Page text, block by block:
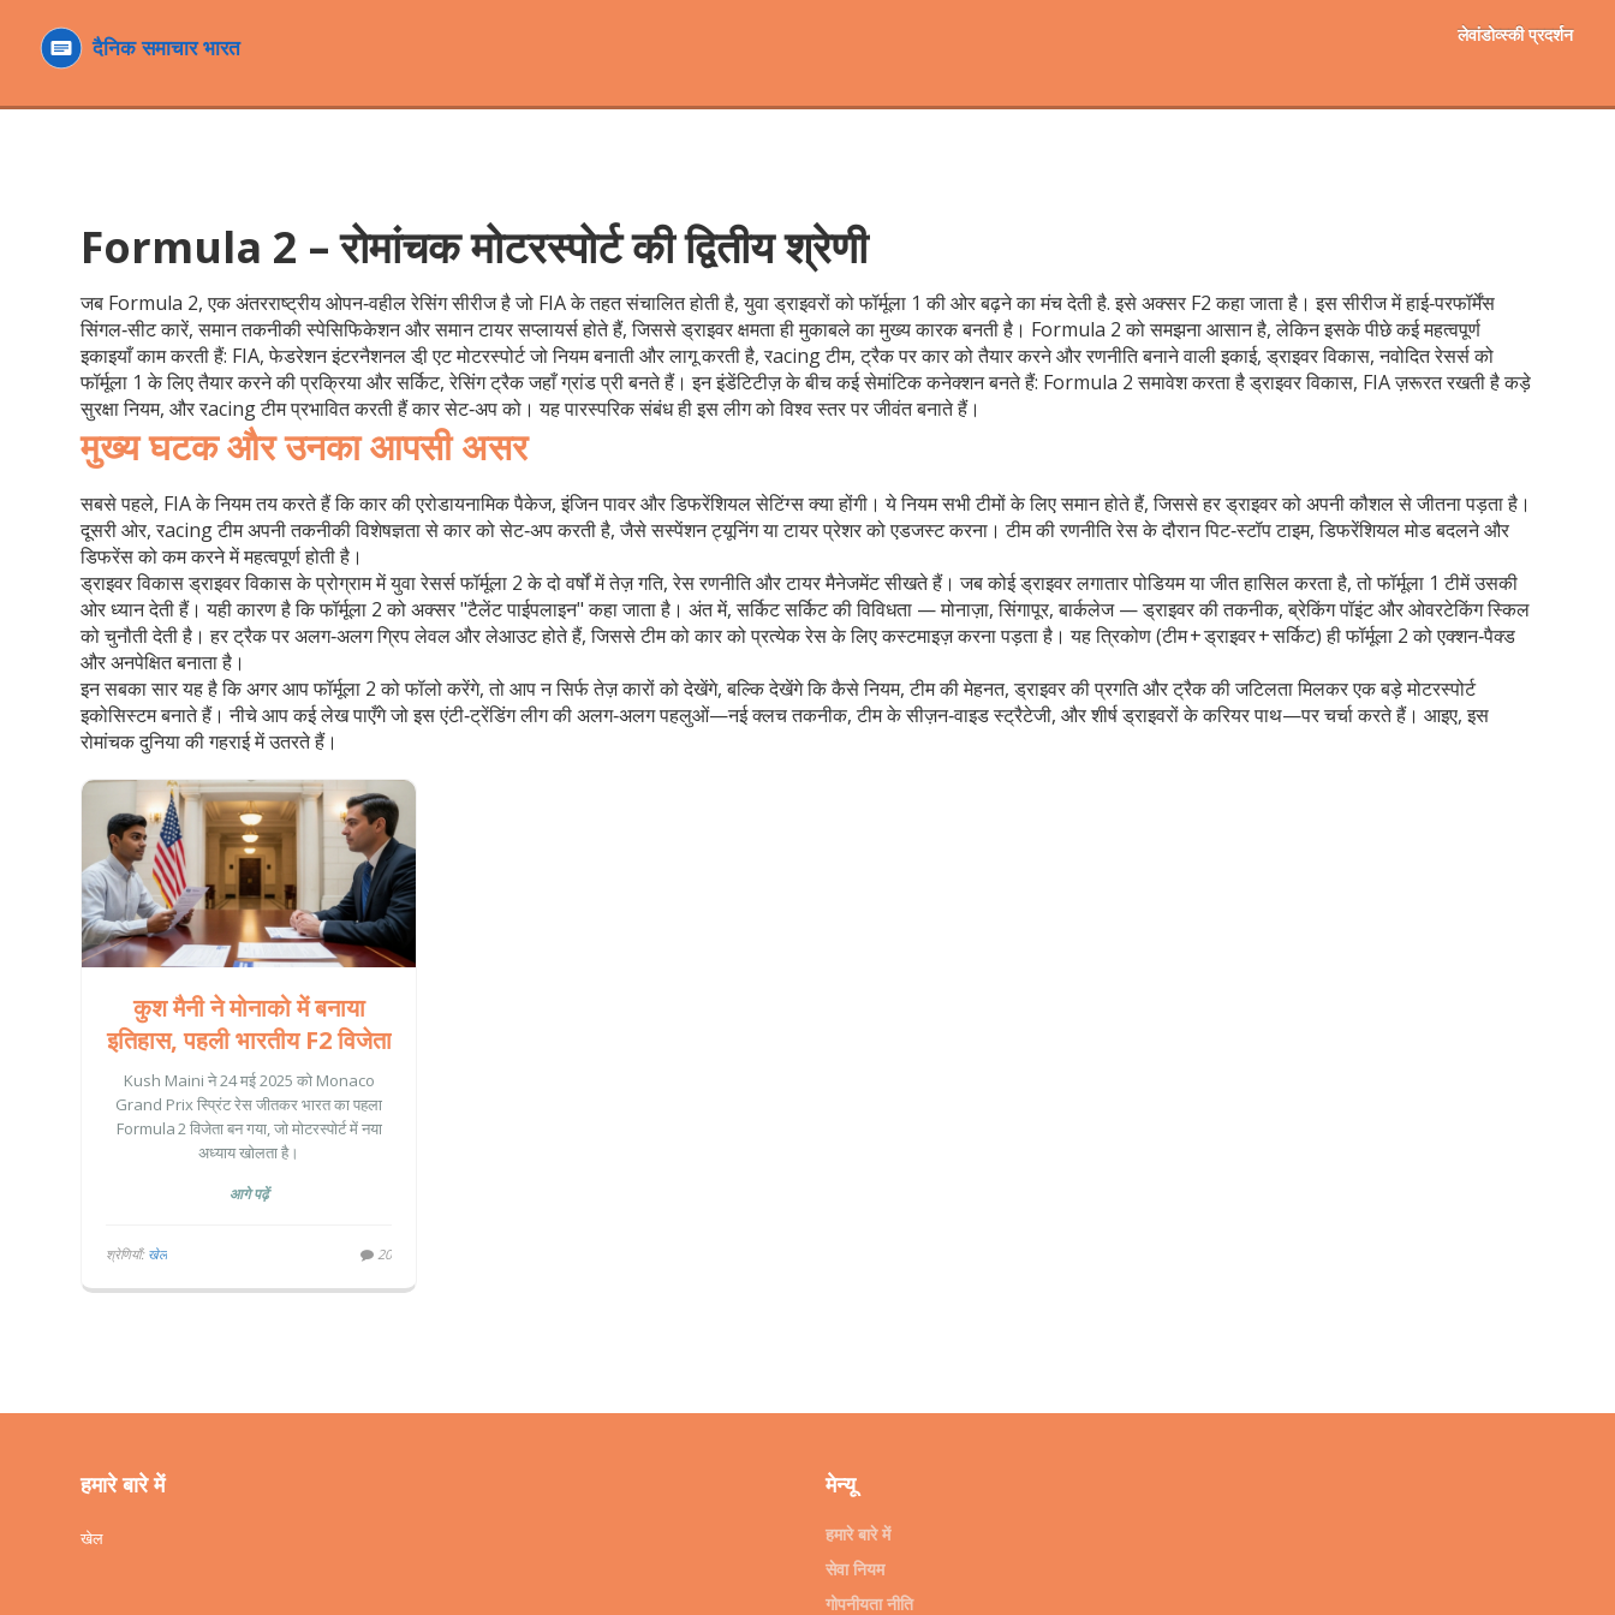
लेवांडोव्स्की प्रदर्शन
Formula 2 – रोमांचक मोटरस्पोर्ट की द्वितीय श्रेणी
जब Formula 2,एक अंतरराष्ट्रीय ओपन‑वहील रेसिंग सीरीज है जो FIA के तहत संचालित होती है, युवा ड्राइवरों को फॉर्मूला 1 की ओर बढ़ने का मंच देती है. इसे अक्सर F2कहा जाता है। इस सीरीज में हाई‑परफॉर्मेंस
सिंगल‑सीट कारें, समान तकनीकी स्पेसिफिकेशन और समान टायर सप्लायर्स होते हैं, जिससे ड्राइवर क्षमता ही मुकाबले का मुख्य कारक बनती है। Formula 2को समझना आसान है, लेकिन इसके पीछे कई महत्वपूर्ण
इकाइयाँ काम करती हैं: FIA,फेडरेशन इंटरनैशनल डी़ एट मोटरस्पोर्ट जो नियम बनाती और लागू करती है,रacing टीम,ट्रैक पर कार को तैयार करने और रणनीति बनाने वाली इकाई,ड्राइवर विकास,नवोदित रेसर्स को
फॉर्मूला 1 के लिए तैयार करने की प्रक्रियाऔरसर्किट,रेसिंग ट्रैक जहाँ ग्रांड प्री बनते हैं। इन इंडेंटिटीज़ के बीच कई सेमांटिक कनेक्शन बनते हैं: Formula 2समावेश करता हैड्राइवर विकास, FIAज़रूरत रखती हैकड़े
सुरक्षा नियम, और रacing टीमप्रभावित करती हैंकार सेट‑अप को। यह पारस्परिक संबंध ही इस लीग को विश्व स्तर पर जीवंत बनाते हैं।
मुख्य घटक और उनका आपसी असर
सबसे पहले, FIAके नियमतय करते हैं कि कार की एरोडायनामिक पैकेज, इंजिन पावर और डिफरेंशियल सेटिंग्स क्या होंगी। ये नियम सभी टीमों के लिए समान होते हैं, जिससे हर ड्राइवर को अपनी कौशल से जीतना पड़ता है।
दूसरी ओर,रacing टीमअपनी तकनीकी विशेषज्ञता से कार को सेट‑अप करती है, जैसे सस्पेंशन ट्यूनिंग या टायर प्रेशर को एडजस्ट करना। टीम की रणनीति रेस के दौरान पिट‑स्टॉप टाइम, डिफरेंशियल मोड बदलने और
डिफरेंस को कम करने में महत्वपूर्ण होती है।
ड्राइवर विकासड्राइवर विकासके प्रोग्राममें युवा रेसर्स फॉर्मूला 2 के दो वर्षों में तेज़ गति, रेस रणनीति और टायर मैनेजमेंट सीखते हैं। जब कोई ड्राइवर लगातार पोडियम या जीत हासिल करता है, तो फॉर्मूला 1 टीमें उसकी
ओर ध्यान देती हैं। यही कारण है कि फॉर्मूला 2 को अक्सर "टैलेंट पाईपलाइन" कहा जाता है। अंत में, सर्किटसर्किटकी विविधता — मोनाज़ा, सिंगापूर, बार्कलेज — ड्राइवर की तकनीक, ब्रेकिंग पॉइंट और ओवरटेकिंग स्किल
को चुनौती देती है। हर ट्रैक पर अलग‑अलग ग्रिप लेवल और लेआउट होते हैं, जिससे टीम को कार को प्रत्येक रेस के लिए कस्टमाइज़ करना पड़ता है। यह त्रिकोण (टीम + ड्राइवर + सर्किट) ही फॉर्मूला 2 को एक्शन‑पैक्ड
और अनपेक्षित बनाता है।
इन सबका सार यह है कि अगर आप फॉर्मूला 2 को फॉलो करेंगे, तो आप न सिर्फ तेज़ कारों को देखेंगे, बल्कि देखेंगे कि कैसे नियम, टीम की मेहनत, ड्राइवर की प्रगति और ट्रैक की जटिलता मिलकर एक बड़े मोटरस्पोर्ट
इकोसिस्टम बनाते हैं। नीचे आप कई लेख पाएँगे जो इस एंटी‑ट्रेंडिंग लीग की अलग‑अलग पहलुओं—नई क्लच तकनीक, टीम के सीज़न‑वाइड स्ट्रैटेजी, और शीर्ष ड्राइवरों के करियर पाथ—पर चर्चा करते हैं। आइए, इस
रोमांचक दुनिया की गहराई में उतरते हैं।
कुश मैनी ने मोनाको में बनाया
इतिहास, पहली भारतीय F2 विजेता
Kush Maini ने 24 मई 2025 को Monaco
Grand Prix स्प्रिंट रेस जीतकर भारत का पहला
Formula 2 विजेता बन गया, जो मोटरस्पोर्ट में नया
अध्याय खोलता है।
आगे पढ़ें
श्रेणियाँ: खेल 20
हमारे बारे में
खेल
मेन्यू
हमारे बारे में
सेवा नियम
गोपनीयता नीति